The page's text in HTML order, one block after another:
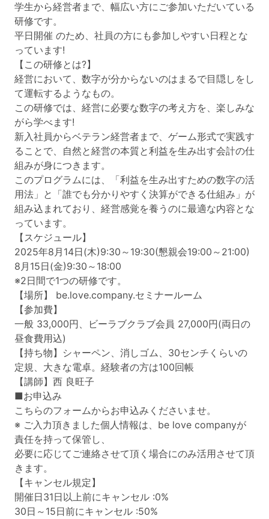
学生から経営者まで、幅広い方にご参加いただいている
研修です。
平日開催 のため、社員の方にも参加しやすい日程とな
っています!
【この研修とは?】
経営において、数字が分からないのはまるで目隠しをし
て運転するようなもの。
この研修では、経営に必要な数字の考え方を、楽しみな
がら学べます!
新入社員からベテラン経営者まで、ゲーム形式で実践す
ることで、自然と経営の本質と利益を生み出す会計の仕
組みが身につきます。
このプログラムには、「利益を生み出すための数字の活
用法」と「誰でも分かりやすく決算ができる仕組み」が
組み込まれており、経営感覚を養うのに最適な内容とな
っています。
【スケジュール】
2025年8月14日(木)9:30～19:30(懇親会19:00～21:00)
8月15日(金)9:30～18:00
※2日間で1つの研修です。
【場所】 be.love.company.セミナールーム
【参加費】
一般 33,000円、ビーラブクラブ会員 27,000円(両日の
昼食費用込)
【持ち物】シャーペン、消しゴム、30センチくらいの
定規、大きな電卓。経験者の方は100回帳
【講師】西 良旺子
■お申込み
こちらのフォームからお申込みくださいませ。
※ ご入力頂きました個人情報は、be love companyが
責任を持って保管し、
必要に応じてご連絡させて頂く場合にのみ活用させて頂
きます。
【キャンセル規定】
開催日31日以上前にキャンセル :0%
30日～15日前にキャンセル :50%